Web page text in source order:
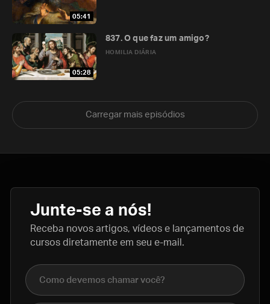
05:41
05:28
HOMILIA DIÁRIA
837. O que faz um amigo?
Carregar mais episódios
Junte-se a nós!
Receba novos artigos, vídeos e lançamentos de
cursos diretamente em seu e-mail.
Nome completo